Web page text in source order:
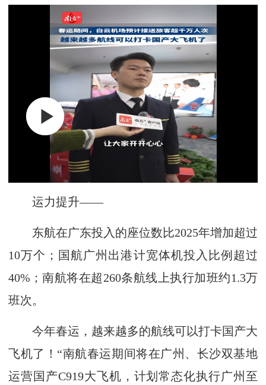
运力提升——
东航在广东投入的座位数比2025年增加超过
10万个；国航广州出港计宽体机投入比例超过
40%；南航将在超260条航线上执行加班约1.3万
班次。
今年春运，越来越多的航线可以打卡国产大
飞机了！“南航春运期间将在广州、长沙双基地
运营国产C919大飞机，计划常态化执行广州至